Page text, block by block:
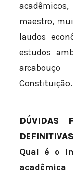
maestro,
laudos
estudos
Constituição.
DÚVIDAS
DEFINITIVAS
Qual é o